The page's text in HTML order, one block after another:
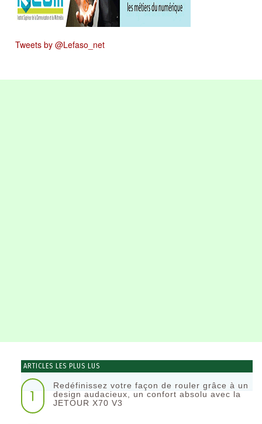
Tweets by @Lefaso_net
ARTICLES LES PLUS LUS
1
Redéfinissez votre façon de rouler grâce à un
design audacieux, un confort absolu avec la
JETOUR X70 V3